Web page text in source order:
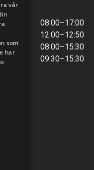
08:00–17:00
12:00–12:50
08:00–15:30
09:30–15:30
vår
som
har